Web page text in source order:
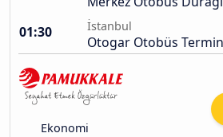
01:30
İstanbul
Otogar Otobüs
Ekonomi